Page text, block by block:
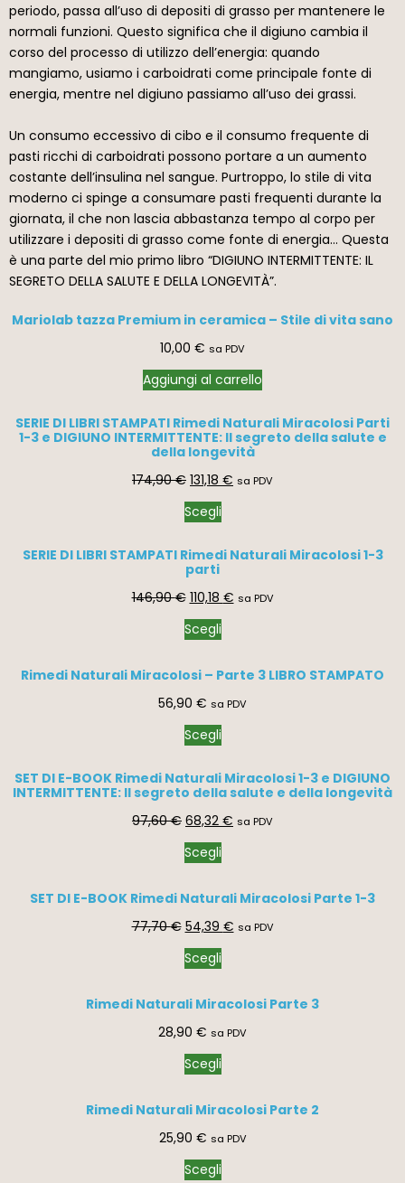
periodo, passa all’uso di depositi di grasso per mantenere le
normali funzioni. Questo significa che il digiuno cambia il
corso del processo di utilizzo dell’energia: quando
mangiamo, usiamo i carboidrati come principale fonte di
energia, mentre nel digiuno passiamo all’uso dei grassi.
Un consumo eccessivo di cibo e il consumo frequente di
pasti ricchi di carboidrati possono portare a un aumento
costante dell’insulina nel sangue. Purtroppo, lo stile di vita
moderno ci spinge a consumare pasti frequenti durante la
giornata, il che non lascia abbastanza tempo al corpo per
utilizzare i depositi di grasso come fonte di energia… Questa
è una parte del mio primo libro “DIGIUNO INTERMITTENTE: IL
SEGRETO DELLA SALUTE E DELLA LONGEVITÀ”.
Mariolab tazza Premium in ceramica – Stile di vita sano
10,00 € sa PDV
Aggiungi al carrello
SERIE DI LIBRI STAMPATI Rimedi Naturali Miracolosi Parti
1-3 e DIGIUNO INTERMITTENTE: Il segreto della salute e
della longevità
174,90€ 131,18 € sa PDV
Scegli
SERIE DI LIBRI STAMPATI Rimedi Naturali Miracolosi 1-3
parti
146,90€ 110,18 € sa PDV
Scegli
Rimedi Naturali Miracolosi – Parte 3 LIBRO STAMPATO
56,90 € sa PDV
Scegli
SET DI E-BOOK Rimedi Naturali Miracolosi 1-3 e DIGIUNO
INTERMITTENTE: Il segreto della salute e della longevità
97,60€ 68,32 € sa PDV
Scegli
SET DI E-BOOK Rimedi Naturali Miracolosi Parte 1-3
77,70€ 54,39 € sa PDV
Scegli
Rimedi Naturali Miracolosi Parte 3
28,90 € sa PDV
Scegli
Rimedi Naturali Miracolosi Parte 2
25,90 € sa PDV
Scegli